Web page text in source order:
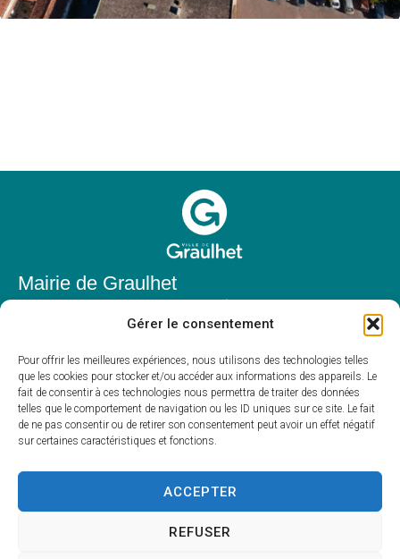
Gérer le consentement
Pour offrir les meilleures expériences, nous utilisons des technologies telles
que les cookies pour stocker et/ou accéder aux informations des appareils. Le
fait de consentir à ces technologies nous permettra de traiter des données
telles que le comportement de navigation ou les ID uniques sur ce site. Le fait
de ne pas consentir ou de retirer son consentement peut avoir un effet négatif
sur certaines caractéristiques et fonctions.
ACCEPTER
REFUSER
Mairie de Graulhet
81300 Graulhet
05 63 42 85 50
mairie@mairie-graulhet.fr
Horaires d'ouverture
Du lundi au vendredi :